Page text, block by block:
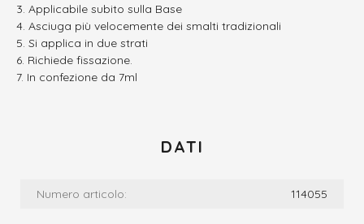
Applicabile subito sulla Base
Asciuga più velocemente dei smalti tradizionali
Si applica in due strati
Richiede fissazione.
In confezione da 7ml
DATI
Numero articolo: 114055